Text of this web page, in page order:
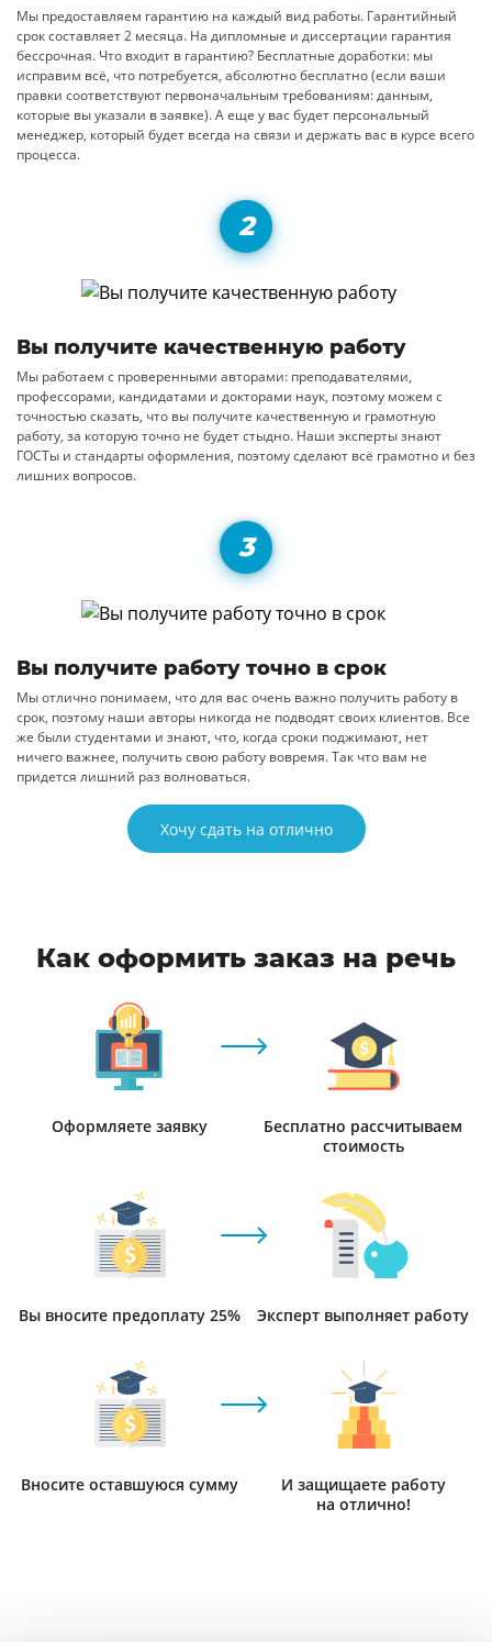
Мы предоставляем гарантию на каждый вид работы. Гарантийный
срок составляет 2 месяца. На дипломные и диссертации гарантия
бессрочная. Что входит в гарантию? Бесплатные доработки: мы
исправим всё, что потребуется, абсолютно бесплатно (если ваши
правки соответствуют первоначальным требованиям: данным,
которые вы указали в заявке). А еще у вас будет персональный
менеджер, который будет всегда на связи и держать вас в курсе всего
процесса.
Вы получите качественную работу
Мы работаем с проверенными авторами: преподавателями,
профессорами, кандидатами и докторами наук, поэтому можем с
точностью сказать, что вы получите качественную и грамотную
работу, за которую точно не будет стыдно. Наши эксперты знают
ГОСТы и стандарты оформления, поэтому сделают всё грамотно и без
лишних вопросов.
Вы получите работу точно в срок
Мы отлично понимаем, что для вас очень важно получить работу в
срок, поэтому наши авторы никогда не подводят своих клиентов. Все
же были студентами и знают, что, когда сроки поджимают, нет
ничего важнее, получить свою работу вовремя. Так что вам не
придется лишний раз волноваться.
Хочу сдать на отлично
Как оформить заказ на речь
Оформляете заявку
Бесплатно рассчитываем
стоимость
Вы вносите предоплату 25% Эксперт выполняет работу
Вносите оставшуюся сумму
И защищаете работу
на отлично!